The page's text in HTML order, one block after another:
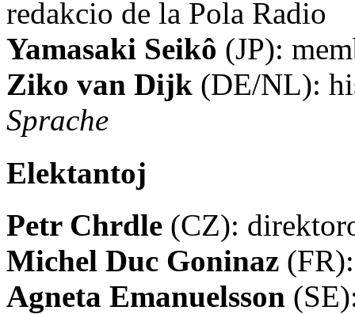
redakcio de la Pola Radio
Yamasaki Seikô (JP):
Ziko van Dijk (DE/NL):
Sprache
Elektantoj
Petr Chrdle (CZ):
Michel Duc Goninaz
Agneta Emanuelsson